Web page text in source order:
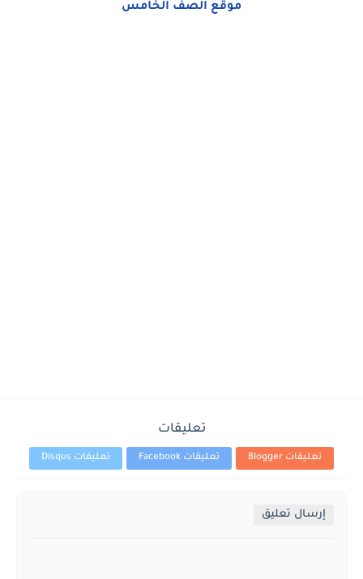
موقع الصف الخامس
تعليقات
تعليقات Blogger تعليقات Facebook تعليقات Disqus
إرسال تعليق